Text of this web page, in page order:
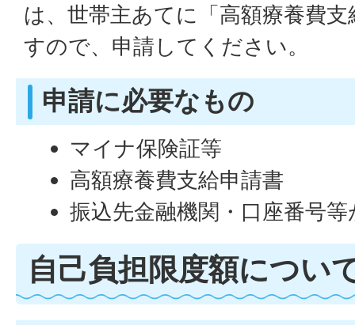
は、世帯主あてに「高額療養費
すので、申請してください。
申請に必要なもの
マイナ保険証等
高額療養費支給申請書
振込先金融機関・口座番号
自己負担限度額につい